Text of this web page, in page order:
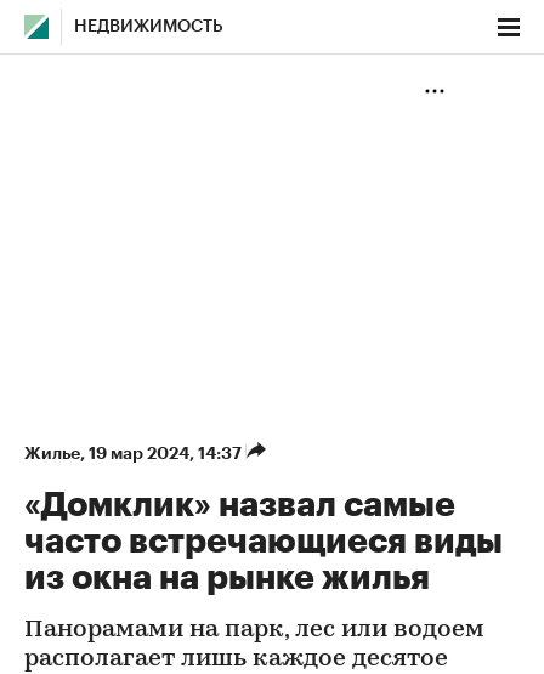
НЕДВИЖИМОСТЬ
Жилье⁠, 19 мар 2024, 14:37
«Домклик» назвал самые
часто встречающиеся виды
из окна на рынке жилья
Панорамами на парк, лес или водоем
располагает лишь каждое десятое